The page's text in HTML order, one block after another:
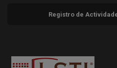
Registro de